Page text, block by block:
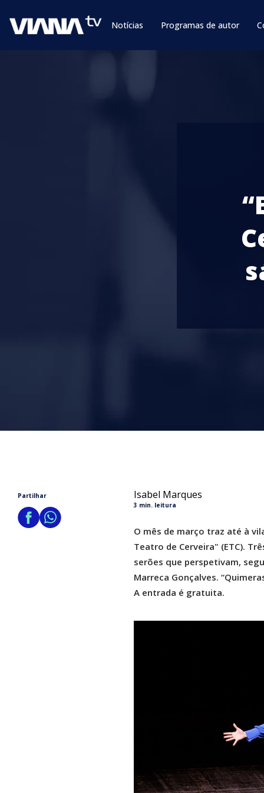
Notícias Programas de autor
Partilhar Isabel Marques
3 min. leitura
O mês de março traz até à
Teatro de Cerveira" (ETC).
serões que perspetivam,
Marreca Gonçalves.
A entrada é gratuita.